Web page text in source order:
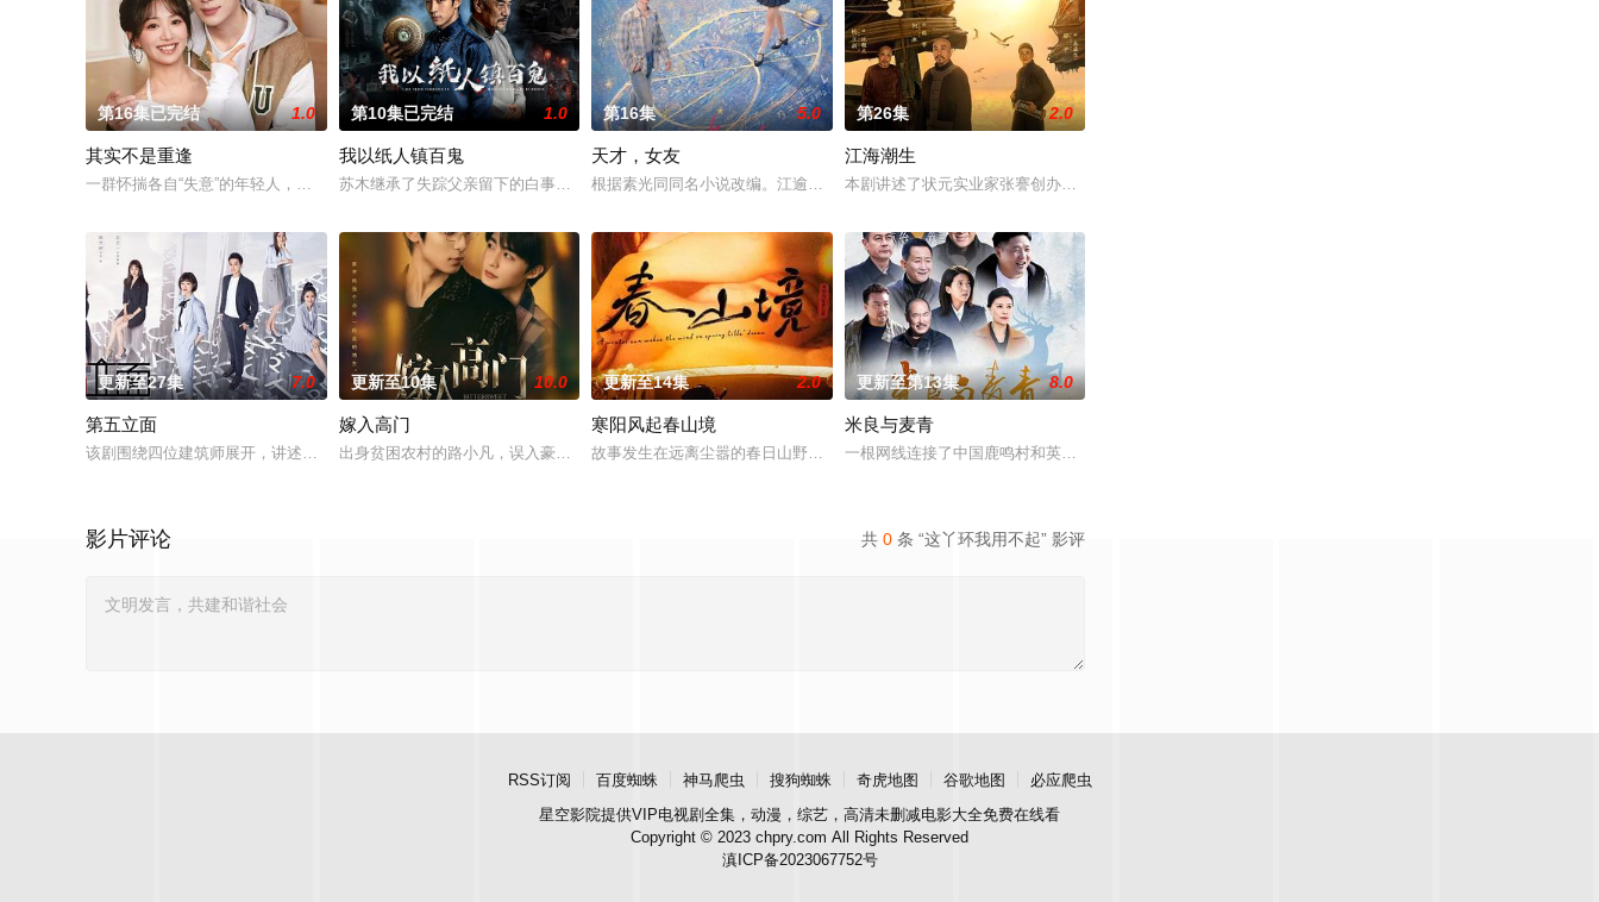
第16集已完结 1.0
其实不是重逢
一群怀揣各自“失意”的年轻人，在沿海小城南安相遇相知，他们决心各展所长创办旅行社。他们以当地的特色人文与美食为引，用真诚与创意打动游客。尽管在创业路上笑料
第10集已完结 1.0
我以纸人镇百鬼
苏木继承了失踪父亲留下的白事馆，本想低调扎纸维生，却因一具流血的新娘纸人卷入了一场跨越十年的惊天阴谋。这纸人身上，竟贴着父亲消失前的绝命符箓。为了寻找父亲
第16集 5.0
天才，女友
根据素光同同名小说改编。江逾白长大以后，林知夏忽然对他说：“江逾白，我喜欢你，哲学和生物学意义上的喜欢。”那个夜晚，他脸颊微热，还
第26集 2.0
江海潮生
本剧讲述了状元实业家张謇创办大生企业，实业报国的故事。甲午战争后，国家蒙羞，张謇虽高中状元，却
更新至27集 7.0
第五立面
该剧围绕四位建筑师展开，讲述了他们在中意合作项目中面对专业挑战与境外竞争，通过创新实践实现本土设计理念突破的故事。
更新至10集 10.0
嫁入高门
出身贫困农村的路小凡，误入豪门，成为京城高官家族的入赘女婿。原以为这场婚姻能改变人生，却发现自己不过是掩盖秘密的工具。在陌生又残酷的世界里，唯一愿意向他伸
更新至14集 2.0
寒阳风起春山境
故事发生在远离尘嚣的春日山野，两个孤独的人因机缘巧合相遇。一人背负过往伤痕，避世居于深山；一人心怀迷茫，于旅途中误入这片山林。在
更新至第13集 8.0
米良与麦青
一根网线连接了中国鹿鸣村和英国牛津，麦香通过视频向米良宣告：婚不结了。鹿鸣村开了锅，村民大骂麦
共 0 条 “这丫环我用不起” 影评
影片评论
RSS订阅 百度蜘蛛 神马爬虫 搜狗蜘蛛 奇虎地图 谷歌地图
必应爬虫
星空影院提供VIP电视剧全集，动漫，综艺，高清未删减电影大全免费在线看
Copyright © 2023 chpry.com All Rights Reserved
滇ICP备2023067752号